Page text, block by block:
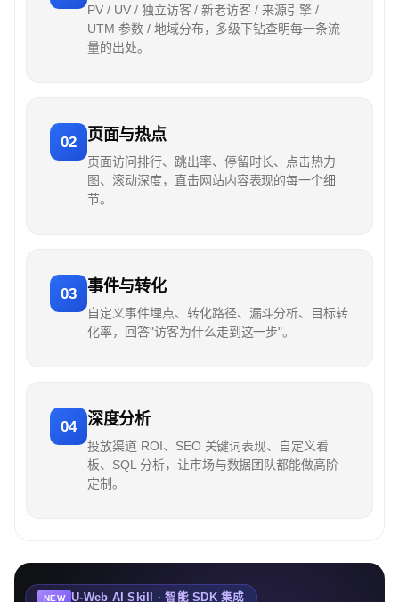
PV / UV / 独立访客 / 新老访客 / 来源引擎 /
UTM 参数 / 地域分布，多级下钻查明每一条流
量的出处。
02 页面与热点
页面访问排行、跳出率、停留时长、点击热力
图、滚动深度，直击网站内容表现的每一个细
节。
03 事件与转化
自定义事件埋点、转化路径、漏斗分析、目标转
化率，回答"访客为什么走到这一步"。
04 深度分析
投放渠道 ROI、SEO 关键词表现、自定义看
板、SQL 分析，让市场与数据团队都能做高阶
定制。
NEW U-Web AI Skill · 智能 SDK 集成